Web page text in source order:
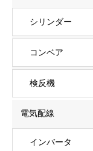
シリンダー
コンベア
検反機
電気配線
インバータ